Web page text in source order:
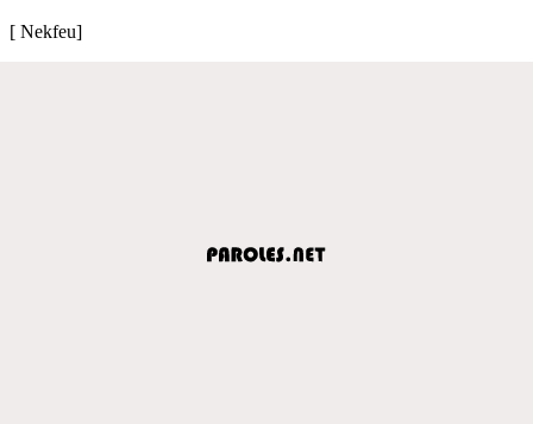
[ Nekfeu]